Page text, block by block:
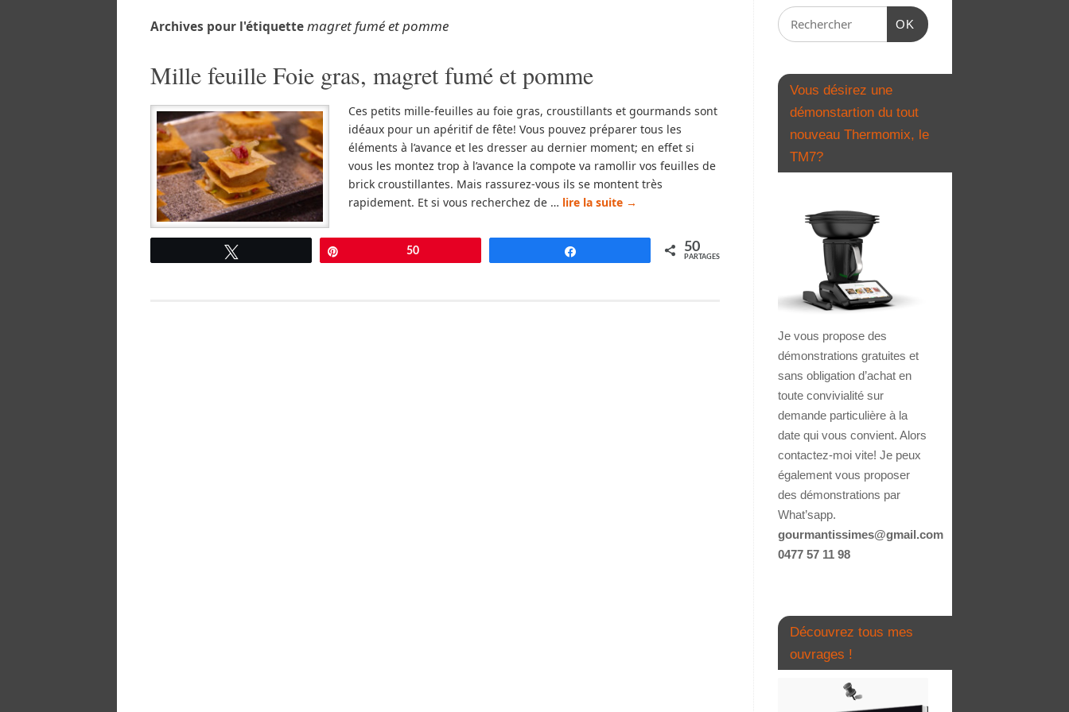
Archives pour l'étiquettemagret fumé et pomme
Mille feuille Foie gras, magret fumé et pomme
Ces petits mille-feuilles au foie gras, croustillants et gourmands sont
idéaux pour un apéritif de fête! Vous pouvez préparer tous les
éléments à l’avance et les dresser au dernier moment; en effet si
vous les montez trop à l’avance la compote va ramollir vos feuilles de
brick croustillantes. Mais rassurez-vous ils se montent très
rapidement. Et si vous recherchez de … lire la suite →
50 50
PARTAGES
OK
Vous désirez une
démonstartion du tout
nouveau Thermomix, le
TM7?
Je vous propose des
démonstrations gratuites et
sans obligation d’achat en
toute convivialité sur
demande particulière à la
date qui vous convient. Alors
contactez-moi vite! Je peux
également vous proposer
des démonstrations par
What’sapp.
gourmantissimes@gmail.com
0477 57 11 98
Découvrez tous mes
ouvrages !